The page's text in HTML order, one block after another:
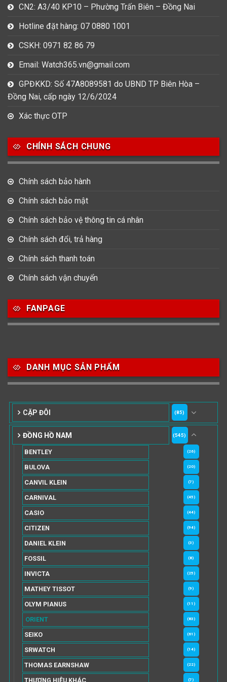
CN2: A3/40 KP10 – Phường Trấn Biên – Đồng Nai
Hotline đặt hàng: 07 0880 1001
CSKH: 0971 82 86 79
Email: Watch365.vn@gmail.com
GPĐKKD: Số 47A8089581 do UBND TP Biên Hòa –
Đồng Nai, cấp ngày 12/6/2024
Xác thực OTP
CHÍNH SÁCH CHUNG
Chính sách bảo hành
Chính sách bảo mật
Chính sách bảo vệ thông tin cá nhân
Chính sách đổi, trả hàng
Chính sách thanh toán
Chính sách vận chuyển
FANPAGE
DANH MỤC SẢN PHẨM
CẶP ĐÔI (85)
ĐỒNG HỒ NAM (545)
BENTLEY (26)
BULOVA (20)
CANVIL KLEIN (7)
CARNIVAL (45)
CASIO (44)
CITIZEN (94)
DANIEL KLEIN (3)
FOSSIL (8)
INVICTA (25)
MATHEY TISSOT (9)
OLYM PIANUS (11)
ORIENT (83)
SEIKO (61)
SRWATCH (14)
THOMAS EARNSHAW (22)
THƯƠNG HIỆU KHÁC (7)